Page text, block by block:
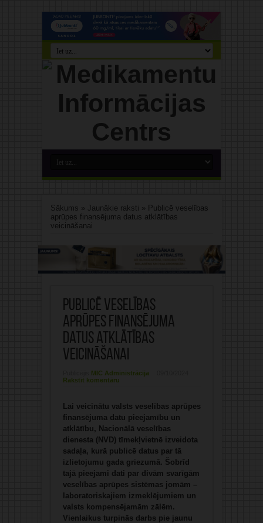
Sākums » Jaunākie raksti » Publicē veselības
aprūpes finansējuma datus atklātības
veicināšanai
Publicē veselības
aprūpes finansējuma
datus atklātības
veicināšanai
MIC Administrācija
Rakstīt komentāru
Lai veicinātu valsts veselības aprūpes
finansējuma datu pieejamību un
atklātību, Nacionālā veselības
dienesta (NVD) tīmekļvietnē izveidota
sadaļa, kurā publicē datus par tā
izlietojumu gada griezumā. Šobrīd
tajā pieejami dati par divām svarīgām
veselības aprūpes sistēmas jomām –
laboratoriskajiem izmeklējumiem un
valsts kompensējamām zālēm.
Vienlaikus turpinās darbs pie jaunu